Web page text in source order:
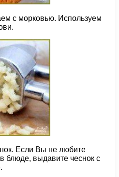
с морковью. Используем
Если Вы не любите
блюде, выдавите чеснок с